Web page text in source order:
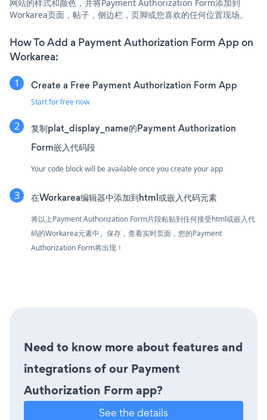
网站的样式和颜色，并将Payment Authorization Form添加到
Workarea页面，帖子，侧边栏，页脚或您喜欢的任何位置现场。
How To Add a Payment Authorization Form App on
Workarea:
Create a Free Payment Authorization Form App
Start for free now
复制plat_display_name的Payment Authorization
Form嵌入代码段
Your code block will be available once you create your app
在Workarea编辑器中添加到html或嵌入代码元素
将以上Payment Authorization Form片段粘贴到任何接受html或嵌入代
码的Workarea元素中。保存，查看实时页面，您的Payment
Authorization Form将出现！
Need to know more about features and
integrations of our Payment
Authorization Form app?
See the details